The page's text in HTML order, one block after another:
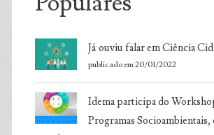
Já ouviu falar em Ciência
publicado em 20/01/2022
Idema participa do
Programas Socioambientais,